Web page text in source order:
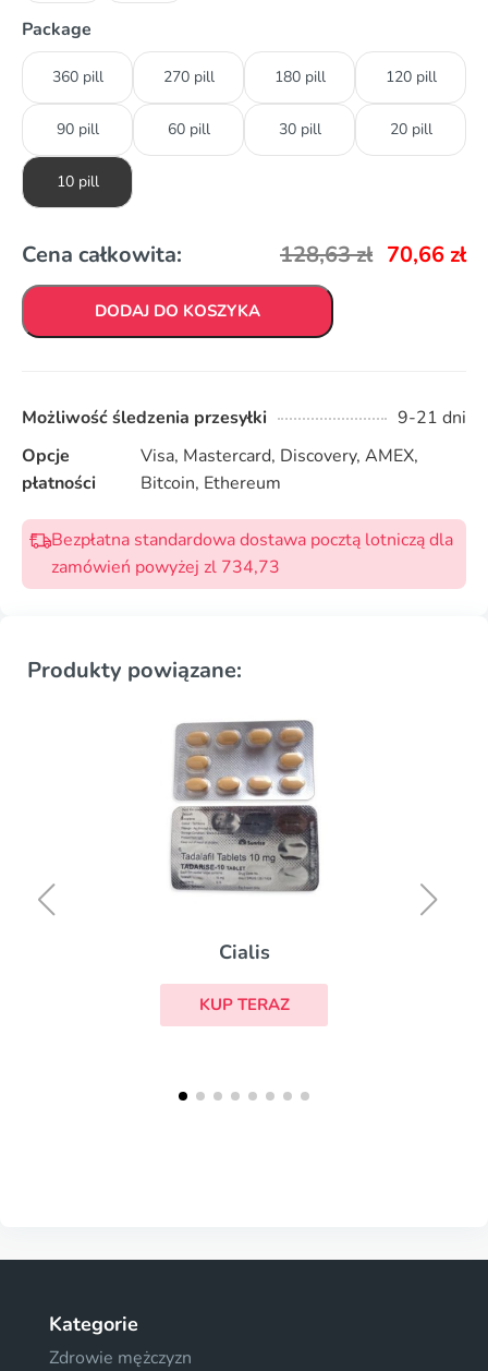
Package
360 pill 270 pill 180 pill 120 pill
90 pill 60 pill 30 pill 20 pill
10 pill
Cena całkowita: 128,63zł 70,66 zł
DODAJ DO KOSZYKA
Możliwość śledzenia przesyłki
9-21 dni
Opcje
płatności
Visa, Mastercard, Discovery, AMEX,
Bitcoin, Ethereum
Bezpłatna standardowa dostawa pocztą lotniczą dla
zamówień powyżej zl 734,73
Produkty powiązane:
Kategorie
Zdrowie mężczyzn